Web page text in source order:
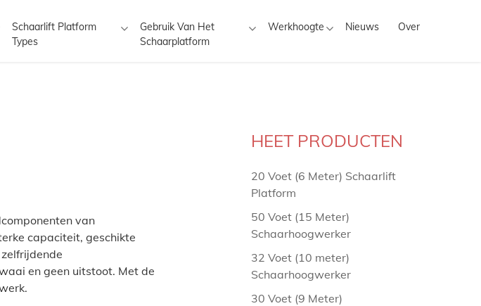
Schaarlift Platform
Types
Gebruik Van Het
Schaarplatform
Werkhoogte Nieuws Over
van
capaciteit, geschikte
en geen uitstoot. Met de
HEET PRODUCTEN
20 Voet (6 Meter) Schaarlift
Platform
50 Voet (15 Meter)
Schaarhoogwerker
32 Voet (10 meter)
Schaarhoogwerker
30 Voet (9 Meter)